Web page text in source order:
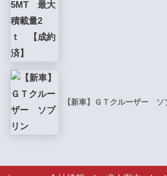
【新車】ＧＴクルーザー ソ